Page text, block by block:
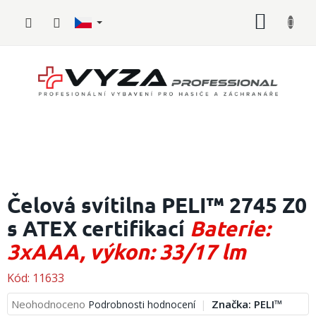
Požární
sport
Zdravotnické
vybavení
Oblečení,
Čelová svítilna PELI™ 2745 Z0
s ATEX certifikací Baterie:
3xAAA, výkon: 33/17 lm
Kód: 11633
Průměrné
Neohodnoceno Podrobnosti hodnocení Značka: PELI™